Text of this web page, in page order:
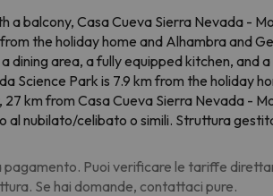
balcony, Casa Cueva Sierra Nevada -
the holiday home and Alhambra and
dining area, a fully equipped kitchen,
Science Park is 7.9 km from the holiday
km from Casa Cueva Sierra Nevada -
al nubilato/celibato o simili. Struttura
Puoi verificare le tariffe
Se hai domande, contattaci pure.